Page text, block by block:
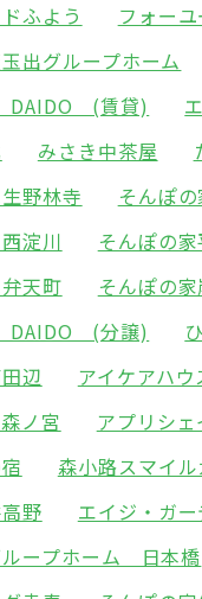
ふよう
フォー
出グループホーム
DAIDO (賃貸)
みさき中茶屋
野林寺
そんぽ
淀川
そんぽの
天町
そんぽの
DAIDO (分譲)
辺
アイケアハ
ノ宮
アプリシ
森小路スマイ
野
エイジ・ガ
ループホーム 日本橋